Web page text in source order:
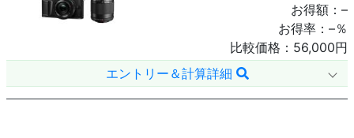
お得額： –
お得率： –％
比較価格： 56,000円
エントリー＆計算詳細